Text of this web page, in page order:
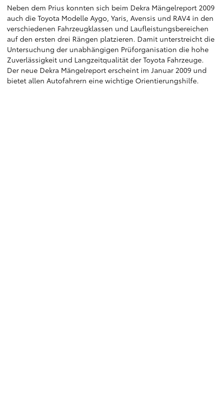
Neben dem Prius konnten sich beim Dekra Mängelreport 2009
auch die Toyota Modelle Aygo, Yaris, Avensis und RAV4 in den
verschiedenen Fahrzeugklassen und Laufleistungsbereichen
auf den ersten drei Rängen platzieren. Damit unterstreicht die
Untersuchung der unabhängigen Prüforganisation die hohe
Zuverlässigkeit und Langzeitqualität der Toyota Fahrzeuge.
Der neue Dekra Mängelreport erscheint im Januar 2009 und
bietet allen Autofahrern eine wichtige Orientierungshilfe.